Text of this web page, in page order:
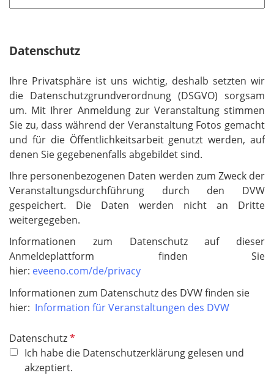
Datenschutz
Ihre Privatsphäre ist uns wichtig, deshalb setzten wir
die Datenschutzgrundverordnung (DSGVO) sorgsam
um. Mit Ihrer Anmeldung zur Veranstaltung stimmen
Sie zu, dass während der Veranstaltung Fotos gemacht
und für die Öffentlichkeitsarbeit genutzt werden, auf
denen Sie gegebenenfalls abgebildet sind.
Ihre personenbezogenen Daten werden zum Zweck der
Veranstaltungsdurchführung durch den DVW
gespeichert. Die Daten werden nicht an Dritte
weitergegeben.
Informationen zum Datenschutz auf dieser
Anmeldeplattform finden Sie
hier: eveeno.com/de/privacy
Informationen zum Datenschutz des DVW finden sie
hier: Information für Veranstaltungen des DVW
DatenschutzP
f
l
Ich habe die Datenschutzerklärung gelesen und
akzeptiert.